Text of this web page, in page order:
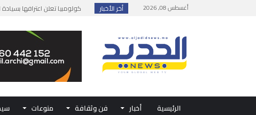
أغسطس 08, 2026 أخر الأخبار
يوسف التازي يحقق إنجازًا
وزارة الداخلية: معلومات
بلاغ من الديوان الملكي...
الرئيسية أخبار فن وثقافة منوعات